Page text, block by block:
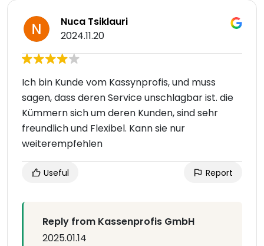
Nuca Tsiklauri
2024.11.20
Ich bin Kunde vom Kassynprofis, und muss
sagen, dass deren Service unschlagbar ist. die
Kümmern sich um deren Kunden, sind sehr
freundlich und Flexibel. Kann sie nur
weiterempfehlen
Useful Report
Reply from Kassenprofis GmbH
2025.01.14